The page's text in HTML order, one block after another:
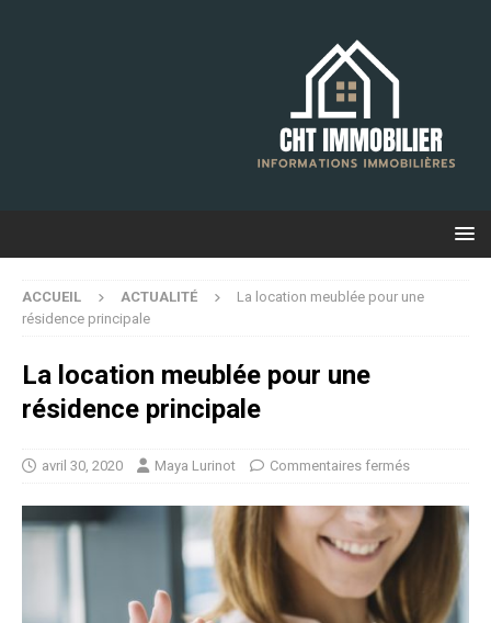
ACCUEIL ACTUALITÉ
La location meublée pour une
résidence principale
La location meublée pour une
résidence principale
avril 30, 2020 Maya Lurinot Commentaires fermés